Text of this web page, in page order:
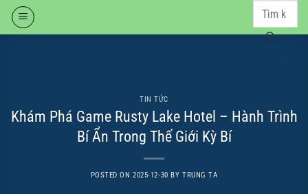
Skip
TIN TỨC
Khám Phá Game Rusty Lake Hotel – Hành Trình
Bí Ẩn Trong Thế Giới Kỳ Bí
POSTED ON2025-12-30 BY TRUNG TA